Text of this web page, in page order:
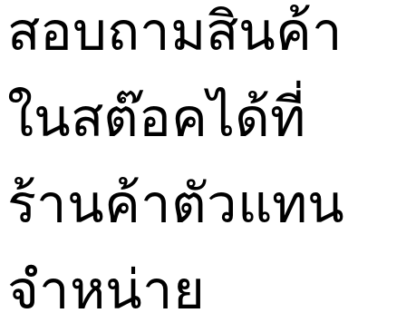
สอบถามสินค้า
ในสต๊อคได้ที่
ร้านค้าตัวแทน
จำหน่าย